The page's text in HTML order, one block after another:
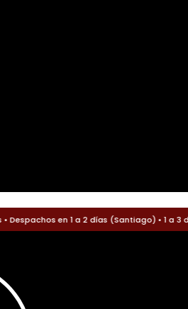
en 1 a 2 días (Santiago) • 1 a 3